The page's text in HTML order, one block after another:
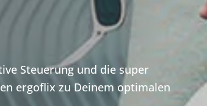
Steuerung und die super
ergoflix zu Deinem optimalen